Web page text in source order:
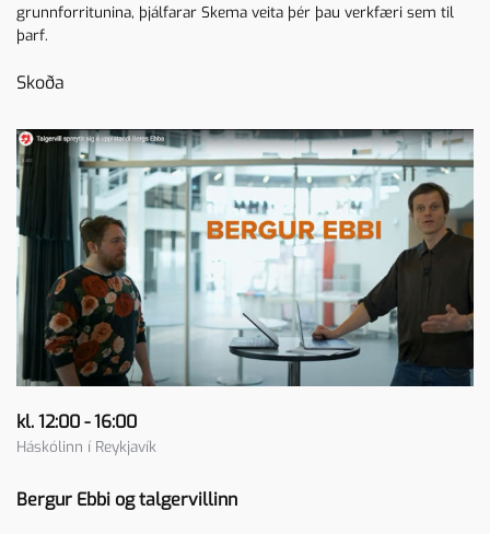
grunnforritunina, þjálfarar Skema veita þér þau verkfæri sem til
þarf.
Skoða
kl. 12:00 - 16:00
Háskólinn í Reykjavík
Bergur Ebbi og talgervillinn